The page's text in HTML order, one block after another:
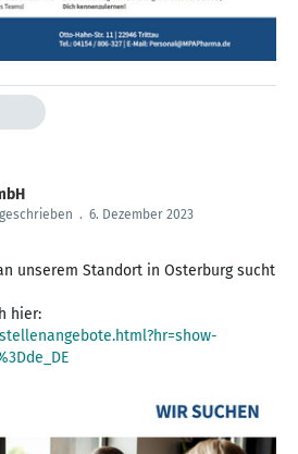
. 6. Dezember 2023
unserem Standort in Osterburg sucht